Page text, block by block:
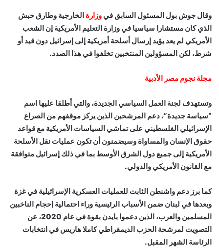
وقال جوش بول المسئول السابق في وزارة الخارجية وطارق حبش
الذي كان مستشارا سياسيا في وزارة التعليم الأمريكية إن الشعب
الأمريكي لم يعد يؤيد إرسال أسلحة أمريكية إلى إسرائيل دون قيد أو
شرط، لكن المسؤولين المنتخبين تخلفوا في هذا الصدد.
مجلة نجوم مصر الأدبية
وتستهدف لجنة العمل السياسي الجديدة، والتي أطلقا عليها اسم
“سياسة جديدة”، دعم المرشحين الذين يركز موقفهم من الصراع
الإسرائيلي الفلسطيني على تماشي السياسات الأمريكية مع قواعد
حقوق الإنسان والمساواة وسيضمنون أن تكون عمليات نقل الأسلحة
الأمريكية إلى جميع دول الشرق الأوسط بما في ذلك إسرائيل متوافقة
مع القانون الأمريكي والدولي.
كما برز دعم واشنطن الثابت للعمليات العسكرية الإسرائيلية في غزة
وبعدها في لبنان ضمن الأسباب الرئيسية وراء احتمالية إحجام الناخبين
المسلمين والعرب، الذين دعموا بايدن بقوة في عام 2020، عن
التصويت لمرشحة الحزب الديمقراطي كاملا هاريس في انتخابات
الرئاسة الشهر المقبل.